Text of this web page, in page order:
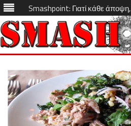
Smashpoint: Γιατί κάθε
Skip